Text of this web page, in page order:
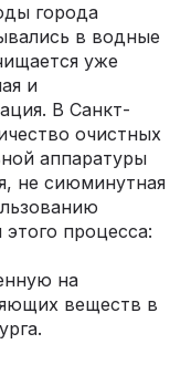
города
в водные
уже
и
В Санкт-
очистных
аппаратуры
не сиюминутная
процесса:
на
веществ в